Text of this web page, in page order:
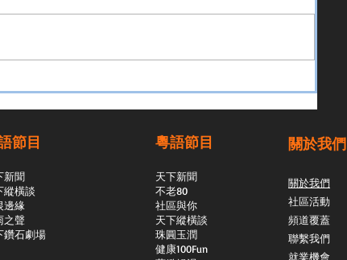
節目
新聞
縱橫談
邊緣
之聲
鑽石劇場
粵語節目
天下新聞
不老80
社區與你
天下縱橫談
​珠圓玉潤
​健康100Fun
關於我們
關於我們
社區活動
頻道覆蓋
聯繫我們
就業機會